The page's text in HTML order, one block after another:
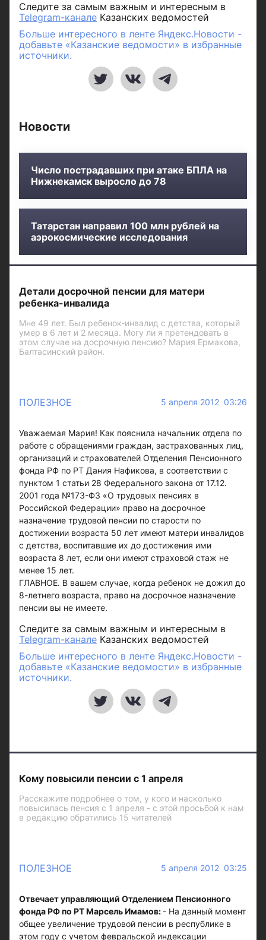
Следите за самым важным и интересным в
Telegram-канале Казанских ведомостей
Больше интересного в ленте Яндекс.Новости -
добавьте «Казанские ведомости» в избранные
источники.
Новости
Число пострадавших при атаке БПЛА на
Нижнекамск выросло до 78
Татарстан направил 100 млн рублей на
аэрокосмические исследования
Детали досрочной пенсии для матери
ребенка-инвалида
Мне 49 лет. Был ребенок-инвалид с детства, который
умер в 6 лет и 2 месяца. Могу ли я претендовать в
этом случае на досрочную пенсию? Мария Ермакова,
Балтасинский район.
ПОЛЕЗНОЕ 5 апреля 2012 03:26
Уважаемая Мария! Как пояснила начальник отдела по
работе с обращениями граждан, застрахованных лиц,
организаций и страхователей Отделения Пенсионного
фонда РФ по РТ Дания Нафикова, в соответствии с
пунктом 1 статьи 28 Федерального закона от 17.12.
2001 года №173-ФЗ «О трудовых пенсиях в
Российской Федерации» право на досрочное
назначение трудовой пенсии по старости по
достижении возраста 50 лет имеют матери инвалидов
с детства, воспитавшие их до достижения ими
возраста 8 лет, если они имеют страховой стаж не
менее 15 лет.
ГЛАВНОЕ. В вашем случае, когда ребенок не дожил до
8-летнего возраста, право на досрочное назначение
пенсии вы не имеете.
Следите за самым важным и интересным в
Telegram-канале Казанских ведомостей
Больше интересного в ленте Яндекс.Новости -
добавьте «Казанские ведомости» в избранные
источники.
Кому повысили пенсии с 1 апреля
Расскажите подробнее о том, у кого и насколько
повысилась пенсия с 1 апреля - с этой просьбой к нам
в редакцию обратились 15 читателей
ПОЛЕЗНОЕ 5 апреля 2012 03:25
Отвечает управляющий Отделением Пенсионного
фонда РФ по РТ Марсель Имамов: - На данный момент
общее увеличение трудовой пенсии в республике в
этом году с учетом февральской индексации